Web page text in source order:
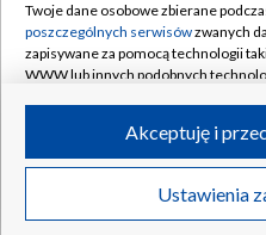
Rada Programowa
System NOS
Informacje o nadawcy
Program dla prasy
Ogłoszenie przetargowe
©2026 Telewizja
Twoje dane osobowe zbierane
poszczególnych serwisówzwanych
zapisywane za pomocą technologii
WWW lub innych podobnych
ruchu w Internecie.
Twoje dane osobowe zbierane
poszczególnych serwisówna Portalu,
Ustawienia
Akceptuję i